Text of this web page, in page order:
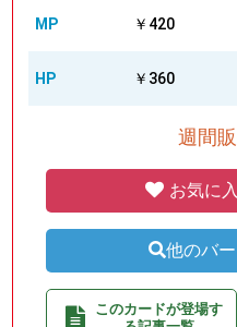
MP ￥420
HP ￥360
週間
お気に
他のバ
このカードが登場す